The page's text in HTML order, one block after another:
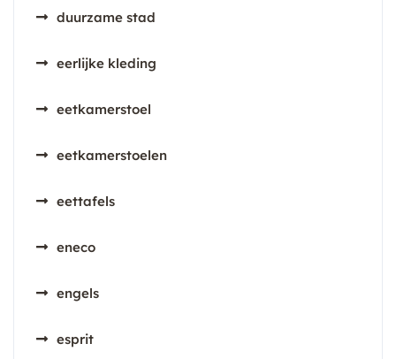
duurzame stad
eerlijke kleding
eetkamerstoel
eetkamerstoelen
eettafels
eneco
engels
esprit